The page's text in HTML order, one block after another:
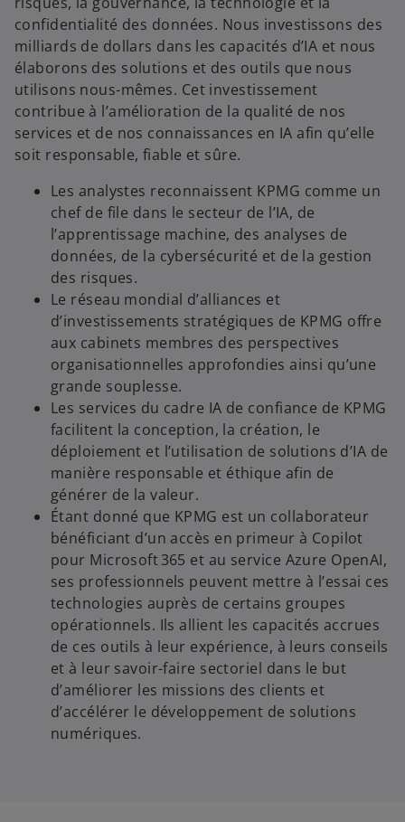
e
t
confidentialité des données. Nous investissons des
milliards de dollars dans les capacités d’IA et nous
élaborons des solutions et des outils que nous
utilisons nous-mêmes. Cet investissement
contribue à l’amélioration de la qualité de nos
services et de nos connaissances en IA afin qu’elle
soit responsable, fiable et sûre.
Les analystes reconnaissent KPMG comme un
chef de file dans le secteur de l’IA, de
l’apprentissage machine, des analyses de
données, de la cybersécurité et de la gestion
des risques.
Le réseau mondial d’alliances et
d’investissements stratégiques de KPMG offre
aux cabinets membres des perspectives
organisationnelles approfondies ainsi qu’une
grande souplesse.
Les services du cadre IA de confiance de KPMG
facilitent la conception, la création, le
déploiement et l’utilisation de solutions d’IA de
manière responsable et éthique afin de
générer de la valeur.
Étant donné que KPMG est un collaborateur
bénéficiant d’un accès en primeur à Copilot
pour Microsoft 365 et au service Azure OpenAI,
ses professionnels peuvent mettre à l’essai ces
technologies auprès de certains groupes
opérationnels. Ils allient les capacités accrues
de ces outils à leur expérience, à leurs conseils
et à leur savoir-faire sectoriel dans le but
d’améliorer les missions des clients et
d’accélérer le développement de solutions
numériques.